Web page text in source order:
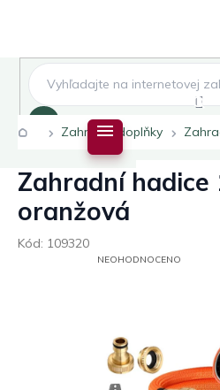
DomůZahradní doplňky
Zahradní hadice
oranžová
Kód: 109320
PRŮMĚRNÉNEOHODNOCENO